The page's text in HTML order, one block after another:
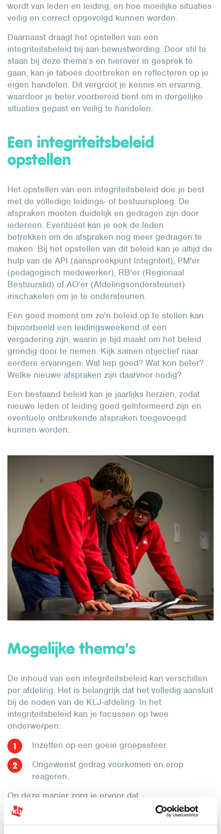
wordt van leden en leiding, en hoe moeilijke situaties
veilig en correct opgevolgd kunnen worden.
Daarnaast draagt het opstellen van een
integriteitsbeleid bij aan bewustwording. Door stil te
staan bij deze thema’s en hierover in gesprek te
gaan, kan je taboes doorbreken en reflecteren op je
eigen handelen. Dit vergroot je kennis en ervaring,
waardoor je beter voorbereid bent om in dergelijke
situaties gepast en veilig te handelen.
Een integriteitsbeleid
opstellen
Het opstellen van een integriteitsbeleid doe je best
met de volledige leidings- of bestuursploeg. De
afspraken moeten duidelijk en gedragen zijn door
iedereen. Eventueel kan je ook de leden
betrekken om de afspraken nog meer gedragen te
maken. Bij het opstellen van dit beleid kan je altijd de
hulp van de API (aanspreekpunt Integriteit), PM'er
(pedagogisch medewerker), RB'er (Regionaal
Bestuurslid) of AO’er (Afdelingsondersteuner)
inschakelen om je te ondersteunen.
Een goed moment om zo'n beleid op te stellen kan
bijvoorbeeld een leidingsweekend of een
vergadering zijn, waarin je tijd maakt om het beleid
grondig door te nemen. Kijk samen objectief naar
eerdere ervaringen: Wat liep goed? Wat kon beter?
Welke nieuwe afspraken zijn daarvoor nodig?
Een bestaand beleid kan je jaarlijks herzien, zodat
nieuwe leden of leiding goed geïnformeerd zijn en
eventuele ontbrekende afspraken toegevoegd
kunnen worden.
Mogelijke thema's
De inhoud van een integriteitsbeleid kan verschillen
per afdeling. Het is belangrijk dat het volledig aansluit
bij de noden van de KLJ-afdeling. In het
integriteitsbeleid kan je focussen op twee
onderwerpen:
Inzetten op een goeie groepssfeer.
Ongewenst gedrag voorkomen en erop
reageren.
Op deze manier zorg je ervoor dat
grensoverschrijdend gedrag zoveel mogelijk
voorkomen wordt én dat er duidelijk geweten is hoe